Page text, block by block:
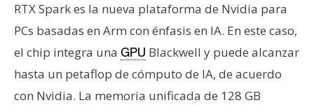
RTX Spark es la nueva plataforma de Nvidia para
PCs basadas en Arm con énfasis en IA. En este caso,
el chip integra una GPU Blackwell y puede alcanzar
hasta un petaflop de cómputo de IA, de acuerdo
con Nvidia. La memoria unificada de 128 GB